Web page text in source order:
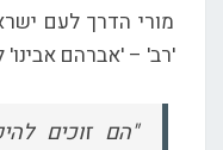
מורי הדרך לעם
'רב' – 'אברהם אבינו'
"הם זוכים